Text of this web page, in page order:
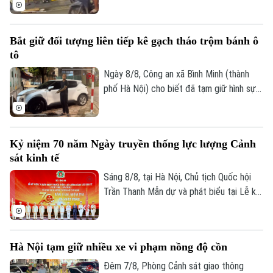
Quần vợt
Tin tức
Sao
Điện ảnh
Thời trang
Đã phát sóng
Bắt giữ đối tượng liên tiếp kê gạch tháo trộm bánh ô
tô
Ngày 8/8, Công an xã Bình Minh (thành
phố Hà Nội) cho biết đã tạm giữ hình sự
thực hiện liên tiếp các vụ tháo bánh ô tô
Kỷ niệm 70 năm Ngày truyền thống lực lượng Cảnh
sát kinh tế
Sáng 8/8, tại Hà Nội, Chủ tịch Quốc hội
Trần Thanh Mẫn dự và phát biểu tại Lễ kỷ
Chí Minh. Cùng dự buổi lễ có Ủy viên Bộ
Chính trị, Thường trực Ban Bí thư Trần
Hà Nội tạm giữ nhiều xe vi phạm nồng độ cồn
Đêm 7/8, Phòng Cảnh sát giao thông